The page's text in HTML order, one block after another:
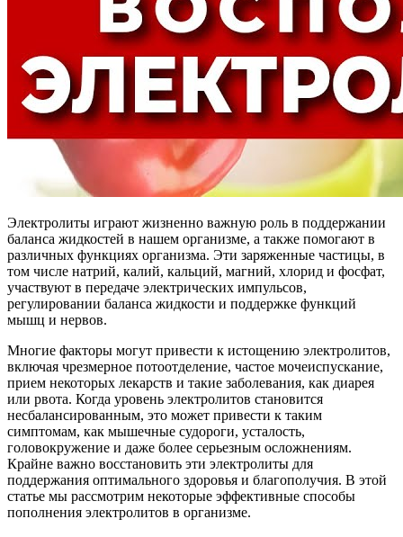
Электролиты играют жизненно важную роль в поддержании
баланса жидкостей в нашем организме, а также помогают в
различных функциях организма. Эти заряженные частицы, в
том числе натрий, калий, кальций, магний, хлорид и фосфат,
участвуют в передаче электрических импульсов,
регулировании баланса жидкости и поддержке функций
мышц и нервов.
Многие факторы могут привести к истощению электролитов,
включая чрезмерное потоотделение, частое мочеиспускание,
прием некоторых лекарств и такие заболевания, как диарея
или рвота. Когда уровень электролитов становится
несбалансированным, это может привести к таким
симптомам, как мышечные судороги, усталость,
головокружение и даже более серьезным осложнениям.
Крайне важно восстановить эти электролиты для
поддержания оптимального здоровья и благополучия. В этой
статье мы рассмотрим некоторые эффективные способы
пополнения электролитов в организме.